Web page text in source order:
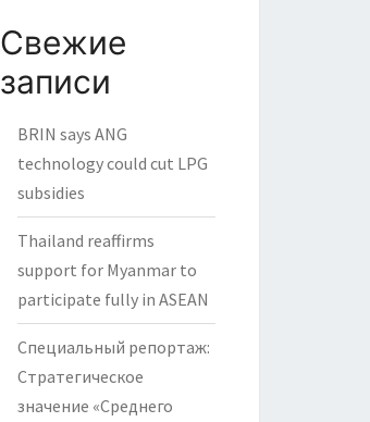
Свежие
записи
BRIN says ANG
technology could cut LPG
subsidies
Thailand reaffirms
support for Myanmar to
participate fully in ASEAN
Специальный репортаж:
Стратегическое
значение «Среднего